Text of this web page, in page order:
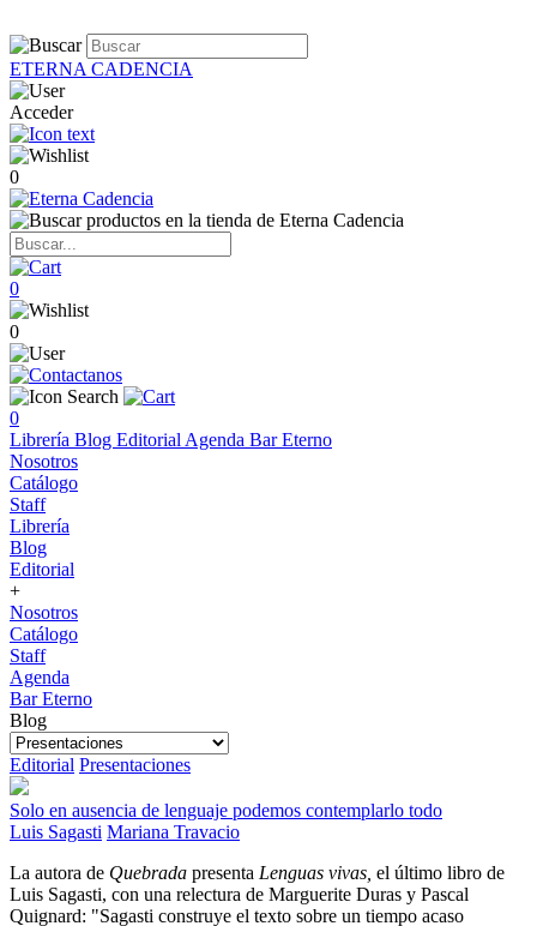
ETERNA CADENCIA
Acceder
0
0
0
0
Librería Blog Editorial Agenda Bar Eterno
Nosotros
Catálogo
Staff
Librería
Blog
Editorial
+
Nosotros
Catálogo
Staff
Agenda
Bar Eterno
Blog
Editorial Presentaciones
Solo en ausencia de lenguaje podemos contemplarlo todo
Luis Sagasti Mariana Travacio
La autora de Quebrada presenta Lenguas vivas, el último libro de
Luis Sagasti, con una relectura de Marguerite Duras y Pascal
Quignard: "Sagasti construye el texto sobre un tiempo acaso